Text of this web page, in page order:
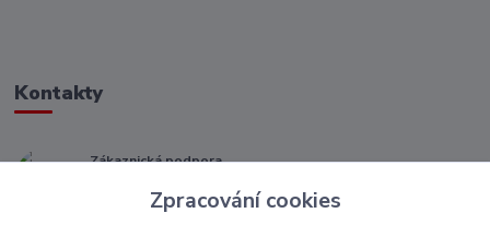
Kontakty
Zákaznická podpora
(Po-Pá, 8-16 hod.)Zpracování cookies